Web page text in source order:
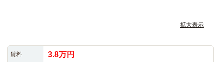
拡大表示
賃料 3.8万円